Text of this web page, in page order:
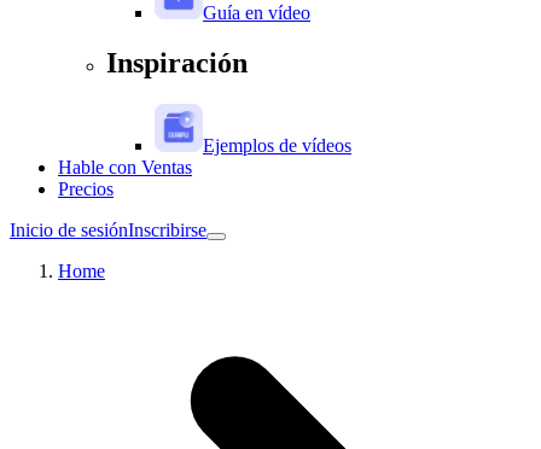
Guía en vídeo
Inspiración
Ejemplos de vídeos
Hable con Ventas
Precios
Inicio de sesiónInscribirse
Home